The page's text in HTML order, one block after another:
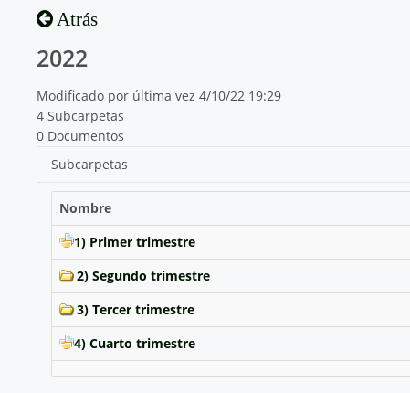
Atrás
2022
Modificado por última vez 4/10/22 19:29
4 Subcarpetas
0 Documentos
Subcarpetas
Nombre
1) Primer trimestre
2) Segundo trimestre
3) Tercer trimestre
4) Cuarto trimestre